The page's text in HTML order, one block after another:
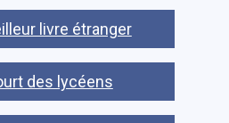
livre étranger
des lycéens